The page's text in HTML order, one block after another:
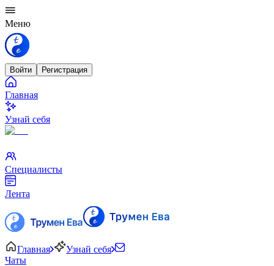
Меню
Войти Регистрация
Главная
Узнай себя
Специалисты
Лента
Главная
Узнай себя
Чаты